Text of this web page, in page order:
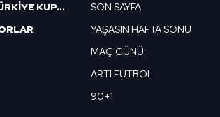
ZİRAAT TÜRKİYE KUPASI
SON SAYFA
YAŞASIN HAFTA SONU
MAÇ GÜNÜ
ARTI FUTBOL
90+1